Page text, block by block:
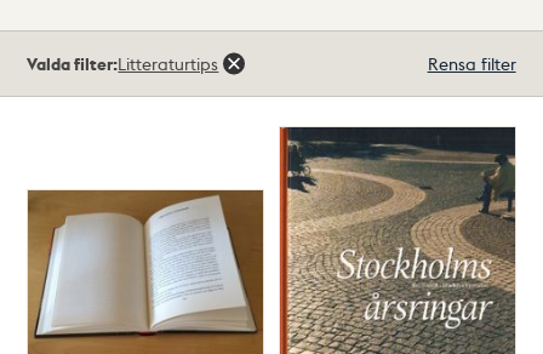
träffar
Valda filter:Litteraturtips Rensa filter